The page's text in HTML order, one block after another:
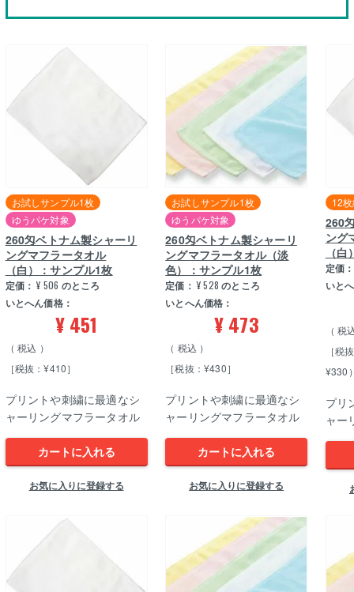
お試しサンプル1枚
ゆうパケ対象
260匁ベトナム製シャーリ
ングマフラータオル
（白）：サンプル1枚
定価： ¥ 506 のところ
いとへん価格：
¥ 451
税込
［税抜：¥410］
プリントや刺繍に最適なシ
ャーリングマフラータオル
カートに入れる
お気に入りに登録する
お試しサンプル1枚
ゆうパケ対象
260匁ベトナム製シャーリ
ングマフラータオル（淡
色）：サンプル1枚
定価： ¥ 528 のところ
いとへん価格：
¥473
税込
［税抜：¥430］
プリントや刺繍に最適なシ
ャーリングマフラータオル
カートに入れる
お気に入りに登録する
12
260
ング
（
定価：
いと
税
［税
¥330
プリ
ャー